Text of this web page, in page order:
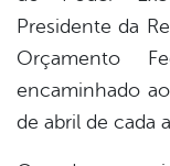
Presidente da
Orçamento
encaminhado
de abril de cada